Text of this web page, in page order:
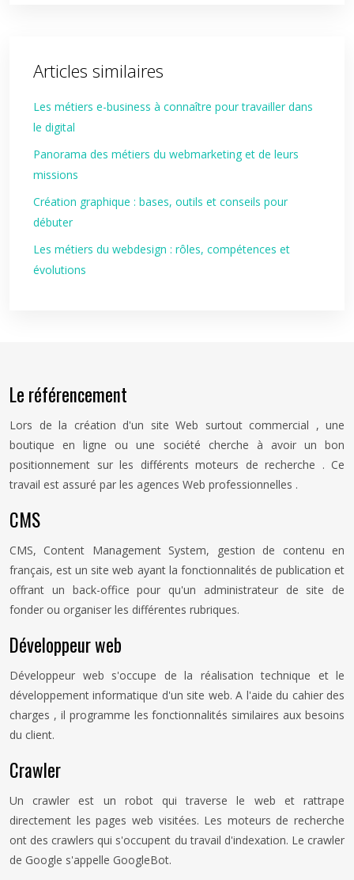
Articles similaires
Les métiers e-business à connaître pour travailler dans
le digital
Panorama des métiers du webmarketing et de leurs
missions
Création graphique : bases, outils et conseils pour
débuter
Les métiers du webdesign : rôles, compétences et
évolutions
Le référencement
Lors de la création d'un site Web surtout commercial , une
boutique en ligne ou une société cherche à avoir un bon
positionnement sur les différents moteurs de recherche . Ce
travail est assuré par les agences Web professionnelles .
CMS
CMS, Content Management System, gestion de contenu en
français, est un site web ayant la fonctionnalités de publication et
offrant un back-office pour qu'un administrateur de site de
fonder ou organiser les différentes rubriques.
Développeur web
Développeur web s'occupe de la réalisation technique et le
développement informatique d'un site web. A l'aide du cahier des
charges , il programme les fonctionnalités similaires aux besoins
du client.
Crawler
Un crawler est un robot qui traverse le web et rattrape
directement les pages web visitées. Les moteurs de recherche
ont des crawlers qui s'occupent du travail d'indexation. Le crawler
de Google s'appelle GoogleBot.